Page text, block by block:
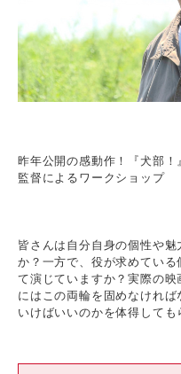
昨年公開の感動作！『犬部
監督によるワークショップ
皆さんは自分自身の個性や
か？一方で、役が求めている
て演じていますか？実際の
にはこの両輪を固めなけれ
いけばいいのかを体得しても